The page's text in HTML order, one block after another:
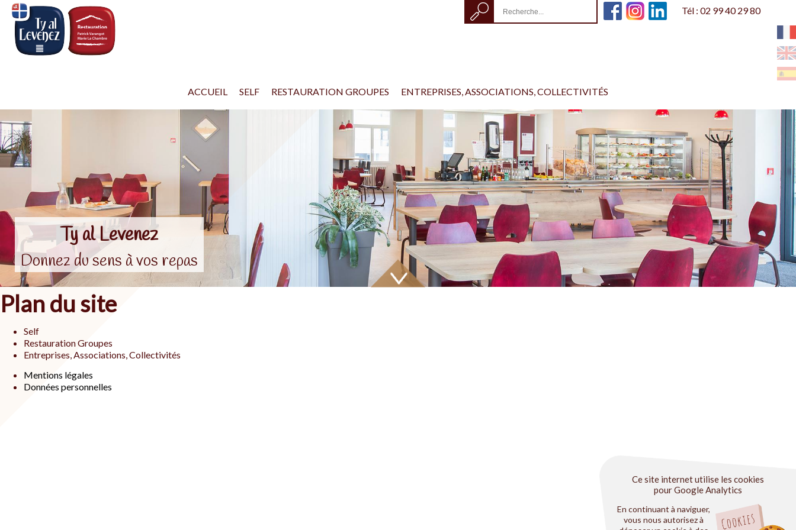
Ce site internet utilise les cookies
pour Google Analytics
En continuant à naviguer,
vous nous autorisez à
Tél : 02 99 40 29 80
ACCUEIL SELF RESTAURATION GROUPES ENTREPRISES, ASSOCIATIONS, COLLECTIVITÉS
Ty al Levenez
Donnez du sens à vos repas
Plan du site
Self
Restauration Groupes
Entreprises, Associations, Collectivités
Mentions légales
Données personnelles